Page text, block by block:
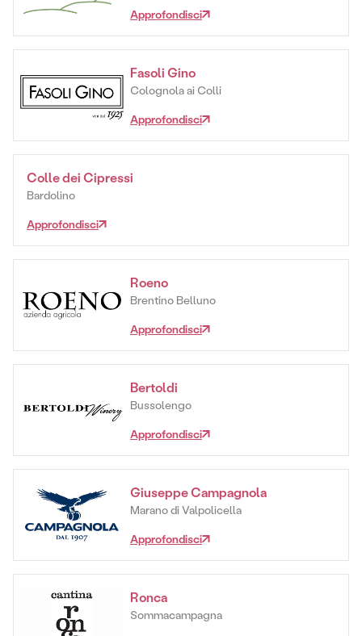
Approfondisci
Fasoli Gino
Colognola ai Colli
Approfondisci
Colle dei Cipressi
Bardolino
Approfondisci
Roeno
Brentino Belluno
Approfondisci
Bertoldi
Bussolengo
Approfondisci
Giuseppe Campagnola
Marano di Valpolicella
Approfondisci
Ronca
Sommacampagna